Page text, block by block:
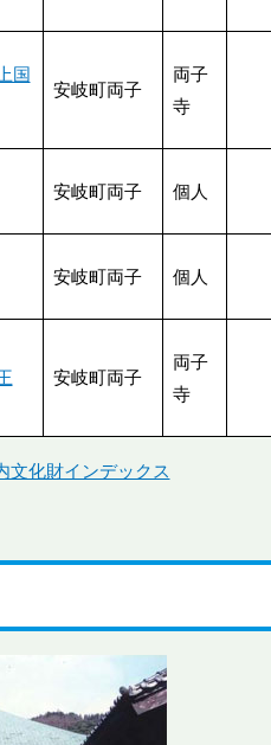
国
安岐町両子
両子
寺
安岐町両子 個人
安岐町両子 個人
安岐町両子
両子
寺
文化財インデックス